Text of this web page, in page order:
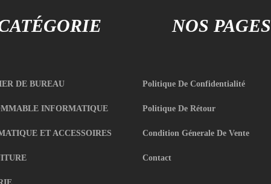
DE BUREAU
INFORMATIQUE
ET ACCESSOIRES
NOS PAGES
Politique De Confidentialité
Politique De Rétour
Condition Génerale De Vente
Contact